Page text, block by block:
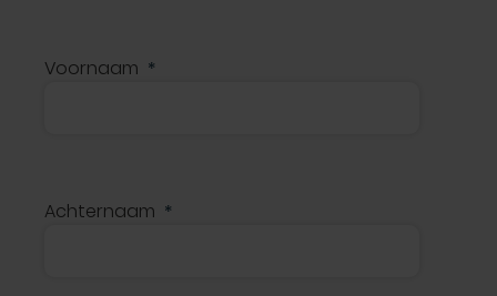
Voornaam
Achternaam